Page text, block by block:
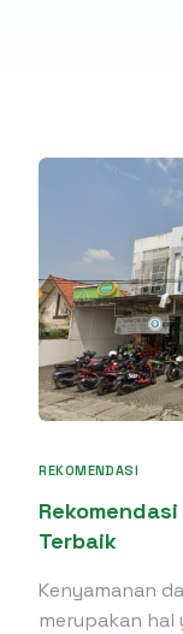
REKOMENDASI
Terbaik
Kenyamanan
merupakan hal